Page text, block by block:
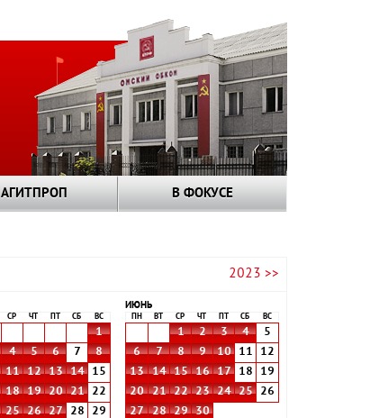
АГИТПРОП В ФОКУСЕ
2023 >>
СР ЧТ СБ ВС
1
4 5 6 7
8
11 12 13 14
15
18 19 20 21
22
25 26 27 28
29
ИЮНЬ
ПН ВТ СР ЧТ СБ ВС
1 2 3 4
5
6
7 8 9 10 11
12
13
14 15 16 17 18
19
20
21 22 23 24 25
26
27
28 29 30